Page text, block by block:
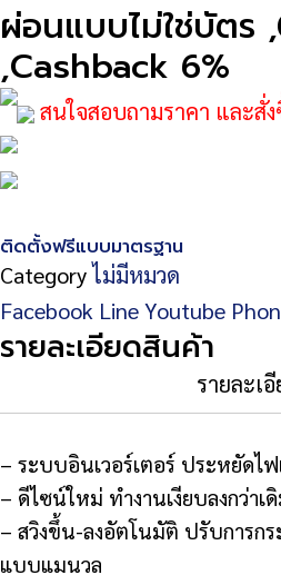
ผ่อนแบบไม่ใช่บัตร
,Cashback 6%
สนใจสอบถามราคา และสั่
ติดตั้งฟรีแบบมาตรฐาน
Categoryไม่มีหมวด
Facebook LineYoutube
รายละเอียดสินค้า
รายละเ
– ระบบอินเวอร์เตอร์ ประหยัดไ
– ดีไซน์ใหม่ ทำงานเงียบลงกว่าเ
– สวิงขึ้น-ลงอัตโนมัติ ปรับการก
แบบแมนวล